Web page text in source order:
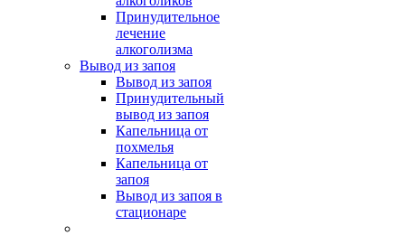
Принудительное
лечение
алкоголизма
Вывод из запоя
Вывод из запоя
Принудительный
вывод из запоя
Капельница от
похмелья
Капельница от
запоя
Вывод из запоя в
стационаре